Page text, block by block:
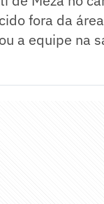
fora da
a equipe na